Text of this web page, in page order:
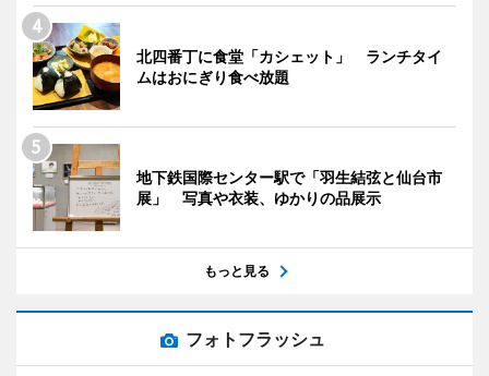
北四番丁に食堂「カシェット」 ランチタイ
ムはおにぎり食べ放題
地下鉄国際センター駅で「羽生結弦と仙台市
展」 写真や衣装、ゆかりの品展示
もっと見る
フォトフラッシュ